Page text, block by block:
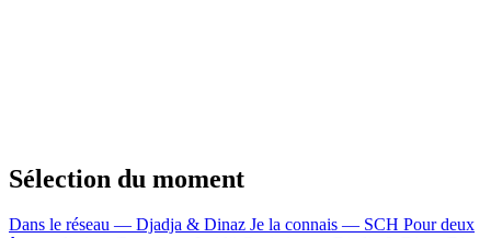
Sélection du moment
Dans le réseau — Djadja & Dinaz Je la connais — SCH Pour deux